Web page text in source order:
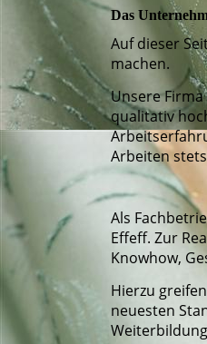
Das
Auf dieser
machen.
Unsere
qualitativ
Arbeiten
Als
Effeff. Zur
Knowhow,
Hierzu
neuesten